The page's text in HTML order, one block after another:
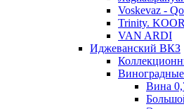
Voskevaz -
Trinity.
VAN ARDI
Иджеванский ВКЗ
Вина